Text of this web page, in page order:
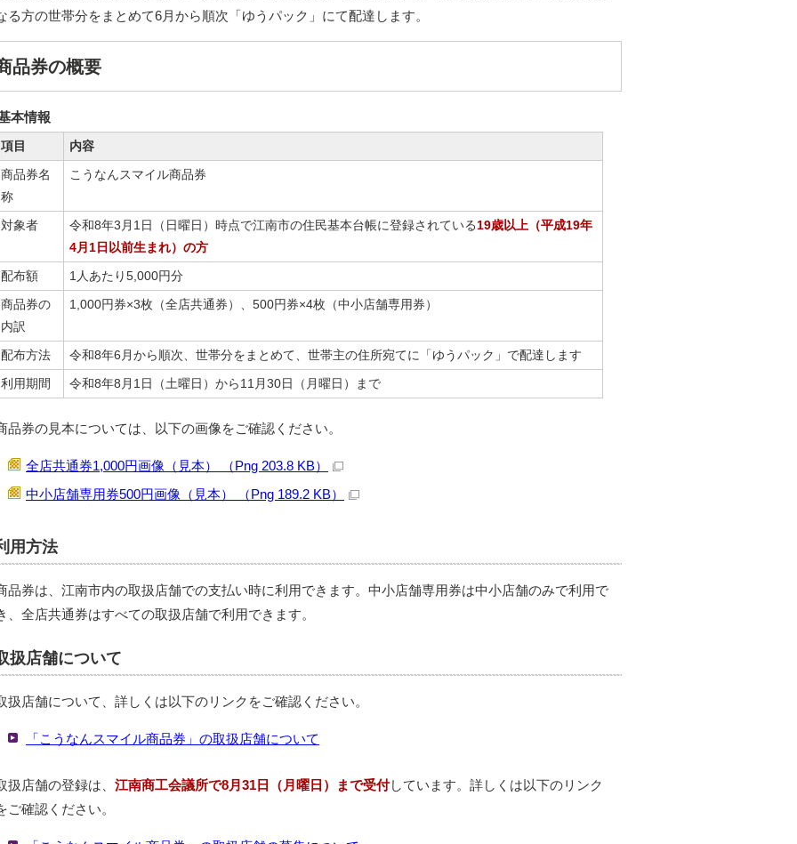
る方の世帯分をまとめて6月から順次「ゆうパック」にて配達します。
品券の概要
本情報
項目
内容
商品券名
称
こうなんスマイル商品券
対象者 令和8年3月1日（日曜日）時点で江南市の住民基本台帳に登録されている19歳以上（平成19年
4月1日以前生まれ）の方
配布額
1人あたり5,000円分
商品券の
内訳
1,000円券×3枚（全店共通券）、500円券×4枚（中小店舗専用券）
配布方法
令和8年6月から順次、世帯分をまとめて、世帯主の住所宛てに「ゆうパック」で配達します
利用期間
令和8年8月1日（土曜日）から11月30日（月曜日）まで
品券の見本については、以下の画像をご確認ください。
全店共通券1,000円画像（見本） （Png 203.8 KB）
中小店舗専用券500円画像（見本） （Png 189.2 KB）
用方法
品券は、江南市内の取扱店舗での支払い時に利用できます。中小店舗専用券は中小店舗のみで利用で
、全店共通券はすべての取扱店舗で利用できます。
扱店舗について
扱店舗について、詳しくは以下のリンクをご確認ください。
「こうなんスマイル商品券」の取扱店舗について
扱店舗の登録は、 江南商工会議所で8月31日（月曜日）まで受付しています。詳しくは以下のリンク
ご確認ください。